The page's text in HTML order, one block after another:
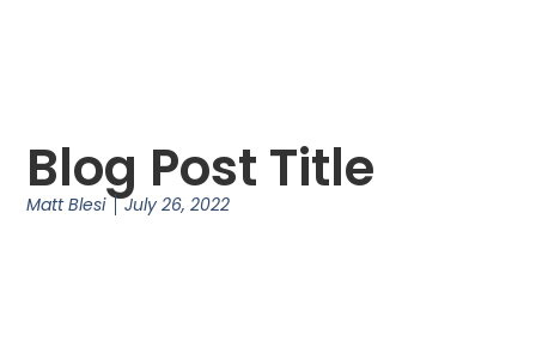
Blog Post Title
Matt Blesi July 26, 2022